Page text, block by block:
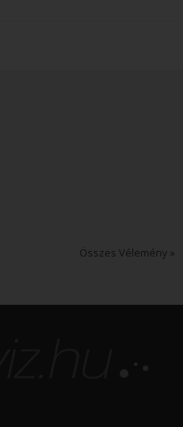
Összes Vélemény »